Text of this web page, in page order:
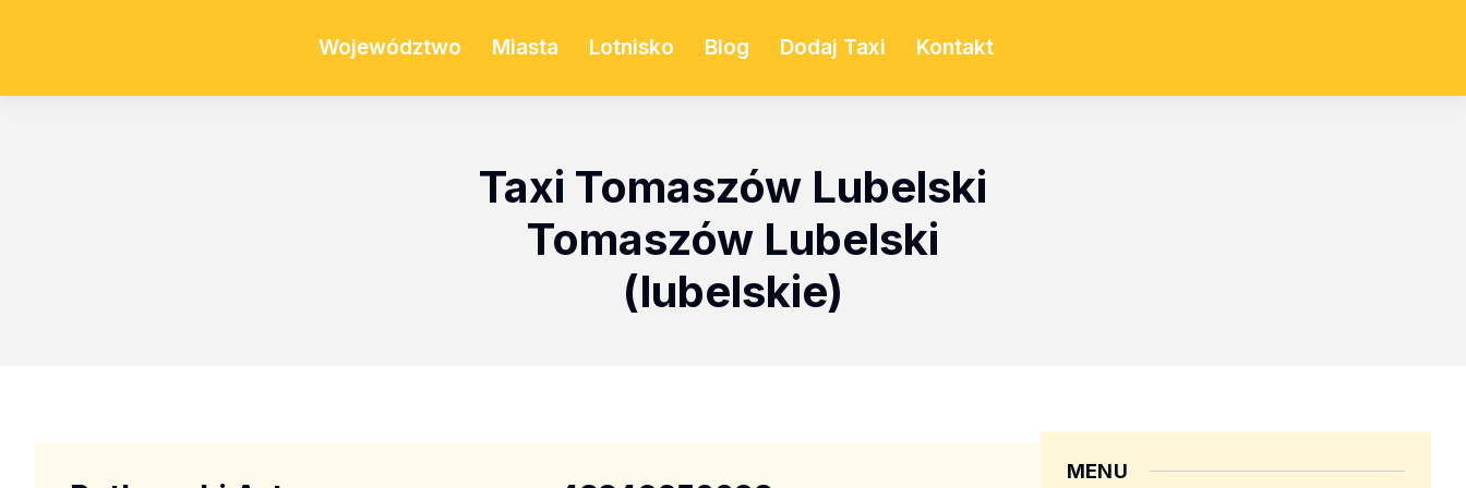
Województwo Miasta Lotnisko Blog Dodaj Taxi Kontakt
Taxi Tomaszów Lubelski
Tomaszów Lubelski
(lubelskie)
MENU